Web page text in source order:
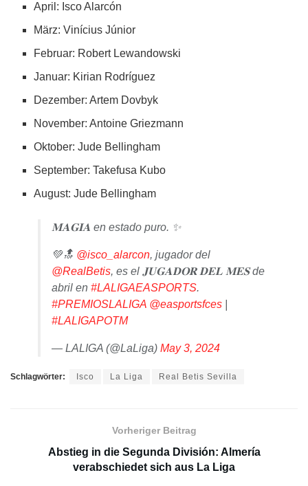
April: Isco Alarcón
März: Vinícius Júnior
Februar: Robert Lewandowski
Januar: Kirian Rodríguez
Dezember: Artem Dovbyk
November: Antoine Griezmann
Oktober: Jude Bellingham
September: Takefusa Kubo
August: Jude Bellingham
𝐌𝐀𝐆𝐈𝐀 en estado puro. ✨
💚🔝 @isco_alarcon, jugador del
@RealBetis, es el 𝐉𝐔𝐆𝐀𝐃𝐎𝐑 𝐃𝐄𝐋 𝐌𝐄𝐒 de
abril en #LALIGAEASPORTS.
#PREMIOSLALIGA @easportsfces
#LALIGAPOTM
— LALIGA (@LaLiga) May 3, 2024
Schlagwörter: Isco La Liga Real Betis Sevilla
Vorheriger Beitrag
Abstieg in die Segunda División: Almería
verabschiedet sich aus La Liga